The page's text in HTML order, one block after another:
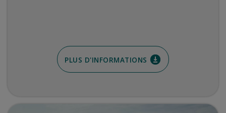
PLUS D'INFORMATIONS